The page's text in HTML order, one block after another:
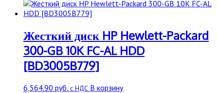
Жесткий диск HP Hewlett-Packard
300-GB 10K FC-AL HDD
[BD3005B779]
6,564.90 руб. с НДС В корзину